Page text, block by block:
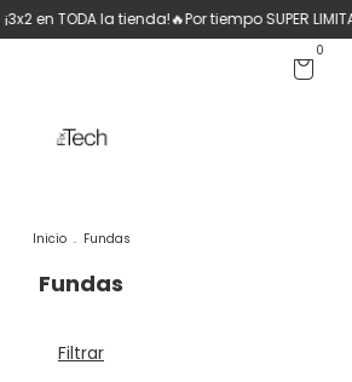
¡3x2 en TODA la tienda!🔥Por tiempo SUPER
0
Inicio . Fundas
Fundas
Filtrar